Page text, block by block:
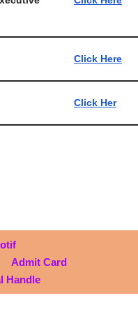
Click Here
Click Her
Admit Card
Handle